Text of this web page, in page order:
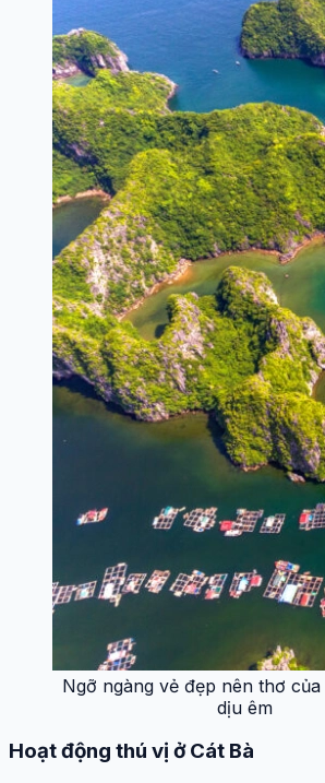
Ngỡ ngàng vẻ đẹp nên thơ
dịu êm
Hoạt động thú vị ở Cát Bà